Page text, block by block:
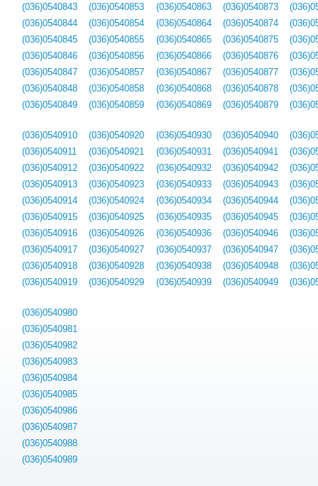
(036)0540843
(036)0540844
(036)0540845
(036)0540846
(036)0540847
(036)0540848
(036)0540849
(036)0540853
(036)0540854
(036)0540855
(036)0540856
(036)0540857
(036)0540858
(036)0540859
(036)0540863
(036)0540864
(036)0540865
(036)0540866
(036)0540867
(036)0540868
(036)0540869
(036)0540873
(036)0540874
(036)0540875
(036)0540876
(036)0540877
(036)0540878
(036)0540879
(036)0540910
(036)0540911
(036)0540912
(036)0540913
(036)0540914
(036)0540915
(036)0540916
(036)0540917
(036)0540918
(036)0540919
(036)0540920
(036)0540921
(036)0540922
(036)0540923
(036)0540924
(036)0540925
(036)0540926
(036)0540927
(036)0540928
(036)0540929
(036)0540930
(036)0540931
(036)0540932
(036)0540933
(036)0540934
(036)0540935
(036)0540936
(036)0540937
(036)0540938
(036)0540939
(036)0540940
(036)0540941
(036)0540942
(036)0540943
(036)0540944
(036)0540945
(036)0540946
(036)0540947
(036)0540948
(036)0540949
(036)0540980
(036)0540981
(036)0540982
(036)0540983
(036)0540984
(036)0540985
(036)0540986
(036)0540987
(036)0540988
(036)0540989